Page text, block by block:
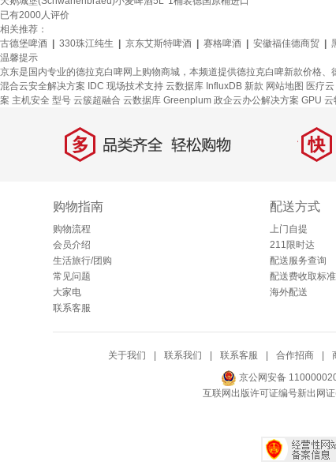
已有2000人评价
相关推荐：
古德堡啤酒
330珠江纯生 京东艾斯特啤酒 赛格啤酒 安徽福佳德商贸
温馨提示
京东是国内专业的德拉克白啤网上购物商城，本频道提供德拉克白啤新款价格
混合云安全解决方案
IDC 现场技术支持 云数据库 InfluxDB 新款 网站地图 医疗云
案 主机安全 型号 云簇超融合 云数据库 Greenplum 政企云办公解决方案 GPU 云
多 品类齐全，轻松购物 快
购物指南
购物流程
会员介绍
生活旅行/团购
常见问题
大家电
联系客服
配送方式
上门自提
211限时达
配送服务查询
配送费收取标准
海外配送
关于我们 联系我们 联系客服 合作招商
京公网安备
互联网出版许可证编号新出网